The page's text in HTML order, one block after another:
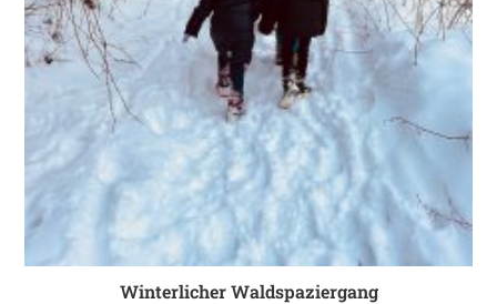
Winterlicher Waldspaziergang